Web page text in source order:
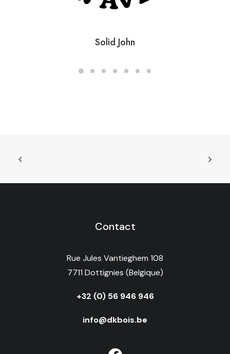
Solid John
Contact
Rue Jules Vantieghem 108
7711 Dottignies (Belgique)
+32 (0) 56 946 946
info@dkbois.be